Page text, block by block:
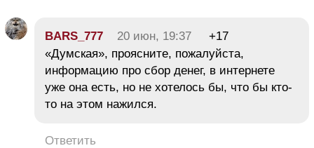
BARS_777 20 июн, 19:37
+17
«Думская», проясните, пожалуйста,
информацию про сбор денег, в интернете
уже она есть, но не хотелось бы, что бы кто-
то на этом нажился.
Ответить